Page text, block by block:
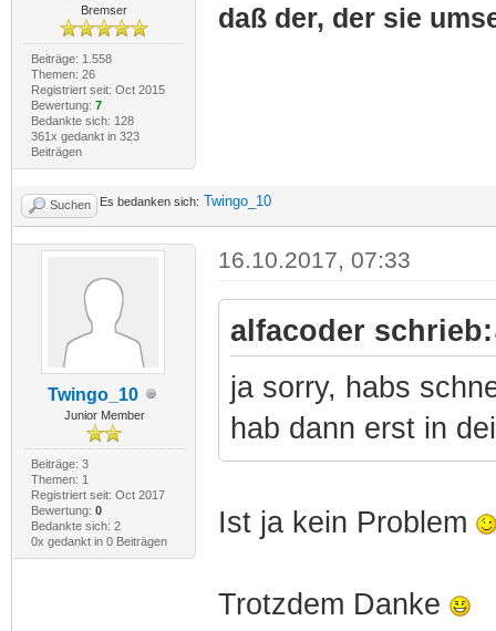
Bremser
Beiträge: 1.558
Themen: 26
Registriert seit: Oct 2015
Bewertung: 7
Bedankte sich: 128
361x gedankt in 323
Beiträgen
daß der, der sie
Suchen Es bedanken sich: Twingo_10
Twingo_10
Junior Member
Beiträge: 3
Themen: 1
Registriert seit: Oct 2017
Bewertung: 0
Bedankte sich: 2
0x gedankt in 0 Beiträgen
16.10.2017, 07:33
alfacoder schrieb:
ja sorry, habs
hab dann erst in
Ist ja kein Problem
Trotzdem Danke